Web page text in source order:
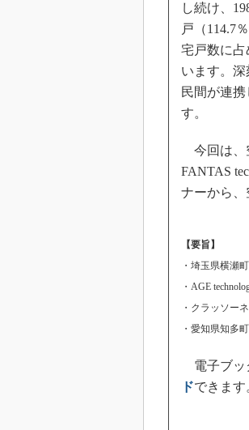
し続け、
戸（114.7
宅戸数に占
います。
民間が連
す。
今回は、
FANTAS
ナーから、
【要旨】
・埼玉県横瀬
・AGE
・クラッソー
・愛知県知多
電子ブッ
ドできます